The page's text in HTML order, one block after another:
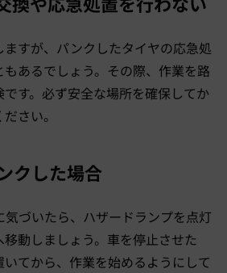
すが、パンクしたタイヤの応急処
あるでしょう。その際、作業を路
す。必ず安全な場所を確保してか
さい。
クした場合
づいたら、ハザードランプを点灯
動しましょう。車を停止させた
てから、作業を始めるようにして